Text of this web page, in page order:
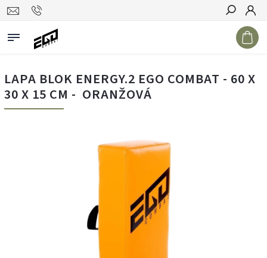
Hledat
LAPA BLOK ENERGY.2 EGO COMBAT - 60 X
30 X 15 CM - ORANŽOVÁ